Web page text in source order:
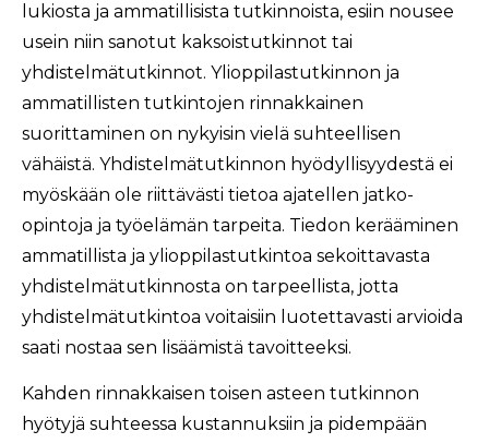
lukiosta ja ammatillisista tutkinnoista, esiin nousee
usein niin sanotut kaksoistutkinnot tai
yhdistelmätutkinnot. Ylioppilastutkinnon ja
ammatillisten tutkintojen rinnakkainen
suorittaminen on nykyisin vielä suhteellisen
vähäistä. Yhdistelmätutkinnon hyödyllisyydestä ei
myöskään ole riittävästi tietoa ajatellen jatko-
opintoja ja työelämän tarpeita. Tiedon kerääminen
ammatillista ja ylioppilastutkintoa sekoittavasta
yhdistelmätutkinnosta on tarpeellista, jotta
yhdistelmätutkintoa voitaisiin luotettavasti arvioida
saati nostaa sen lisäämistä tavoitteeksi.
Kahden rinnakkaisen toisen asteen tutkinnon
hyötyjä suhteessa kustannuksiin ja pidempään